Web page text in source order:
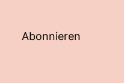
Abonnieren